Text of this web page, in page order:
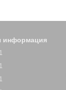
информация